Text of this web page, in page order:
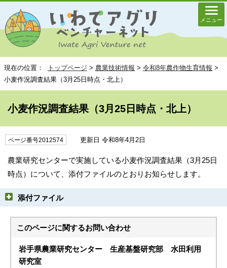
メニュー
現在の位置： トップページ > 農業技術情報 > 令和8年農作物生育情報 >
小麦作況調査結果（3月25日時点・北上）
小麦作況調査結果（3月25日時点・北上）
ページ番号2012574 更新日 令和8年4月2日
農業研究センターで実施している小麦作況調査結果（3月25日
時点）について、添付ファイルのとおりお知らせします。
添付ファイル
このページに関するお問い合わせ
岩手県農業研究センター 生産基盤研究部 水田利用
研究室